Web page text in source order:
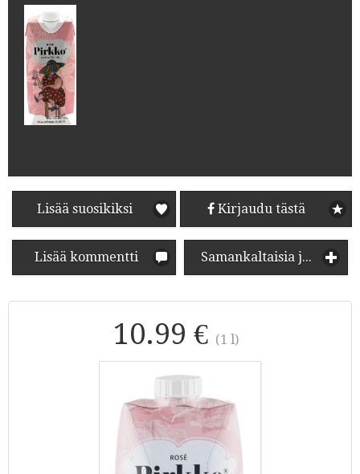
Lisää suosikiksi Kirjaudu tästä
Lisää kommentti Samankaltaisia juomia
10.99 € (1 l)